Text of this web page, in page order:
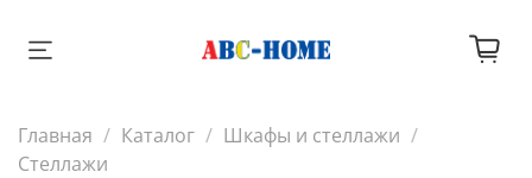
Главная Каталог
Шкафы и стеллажи
Стеллажи